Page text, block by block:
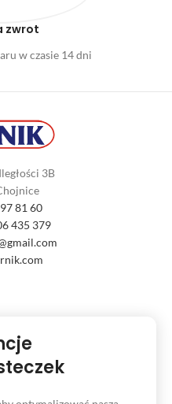
zwrot
w czasie 14 dni
3B
81 60
435 379
sklepu